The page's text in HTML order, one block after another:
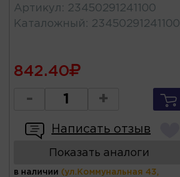
Артикул : 23450291241100
Каталожный : 23450291241100
842.40
- +
Написать отзыв
Показать аналоги
в наличии (ул.Коммунальная 43,